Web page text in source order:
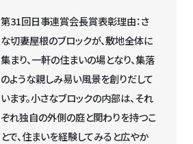
第31回日事連賞会長賞表彰理由：さ
な切妻屋根のブロックが、敷地全体に
集まり、一軒の住まいの場となり、集落
のような親しみ易い風景を創りだして
います。小さなブロックの内部は、それ
ぞれ独自の外側の庭と関わりを持つこ
とで、住まいを経験してみると広やか